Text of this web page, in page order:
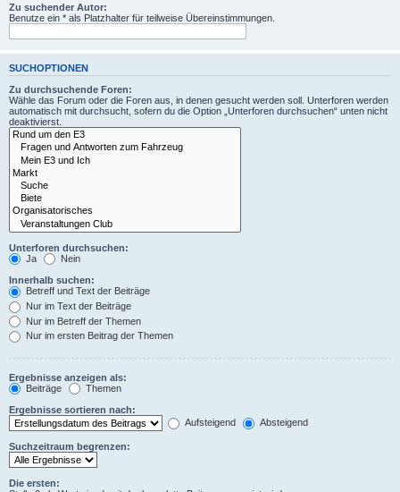
Zu suchender Autor:
Benutze ein * als Platzhalter für teilweise Übereinstimmungen.
SUCHOPTIONEN
Zu durchsuchende Foren:
Wähle das Forum oder die Foren aus, in denen gesucht werden soll. Unterforen werden
automatisch mit durchsucht, sofern du die Option „Unterforen durchsuchen“ unten nicht
deaktivierst.
Unterforen durchsuchen:
Ja
Nein
Innerhalb suchen:
Betreff und Text der Beiträge
Nur im Text der Beiträge
Nur im Betreff der Themen
Nur im ersten Beitrag der Themen
Ergebnisse anzeigen als:
Beiträge
Themen
Ergebnisse sortieren nach:
Aufsteigend
Absteigend
Suchzeitraum begrenzen:
Die ersten: